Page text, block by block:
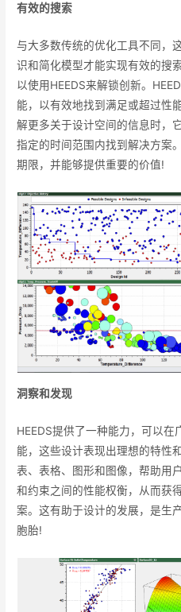
有效的搜索
与大多数传统的优化工具不同，
识和简化模型才能实现有效的搜
以使用HEEDS来解锁创新。
能，以有效地找到满足或超过性
解更多关于设计空间的信息时，
指定的时间范围内找到解决方案
期限，并能够提供重要的价值!
洞察和发现
HEEDS提供了一种能力，可以
能，这些设计表现出理想的特性
表、表格、图形和图像，帮助用
和约束之间的性能权衡，从而获
案。这有助于设计的发展，是生
胞胎!